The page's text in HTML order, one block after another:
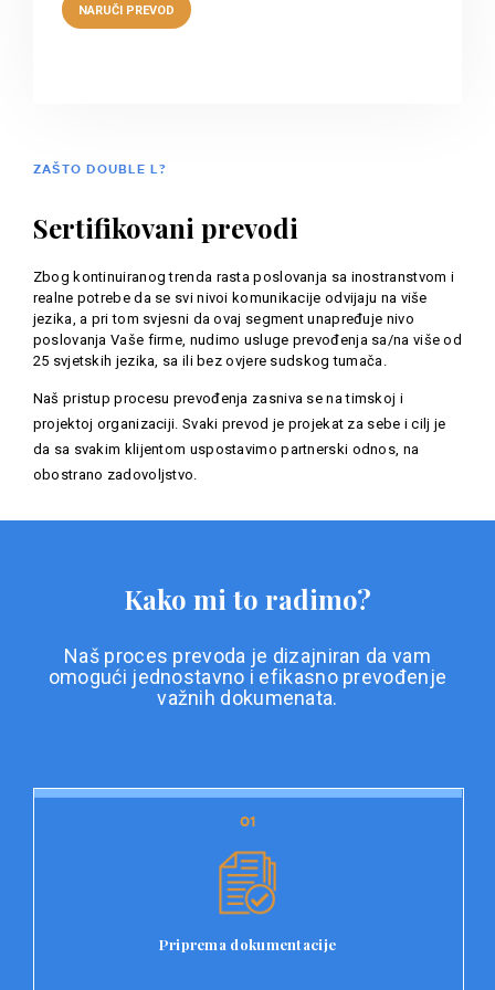
ZAŠTO DOUBLE L?
Sertifikovani prevodi
Zbog kontinuiranog trenda rasta poslovanja sa inostranstvom i
realne potrebe da se svi nivoi komunikacije odvijaju na više
jezika, a pri tom svjesni da ovaj segment unapređuje nivo
poslovanja Vaše firme, nudimo usluge prevođenja sa/na više od
25 svjetskih jezika, sa ili bez ovjere sudskog tumača.
Naš pristup procesu prevođenja zasniva se na timskoj i
projektoj organizaciji. Svaki prevod je projekat za sebe i cilj je
da sa svakim klijentom uspostavimo partnerski odnos, na
obostrano zadovoljstvo.
Kako mi to radimo?
Naš proces prevoda je dizajniran da vam
omogući jednostavno i efikasno prevođenje
važnih dokumenata.
01
Priprema dokumentacije
01
Prvi korak u našem procesu prevoda je priprema
dokumentacije. Korisnici jednostavno učitavaju svoje
dokumenta, kao i specifične zahtjeve za prevod.